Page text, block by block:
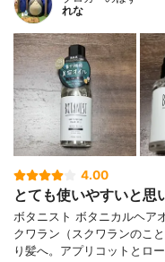
れな
4.00
とても使いやすいと思
ボタニスト ボタニカルヘア
クワラン（スクワランのこ
り髪へ。アプリコットとロ